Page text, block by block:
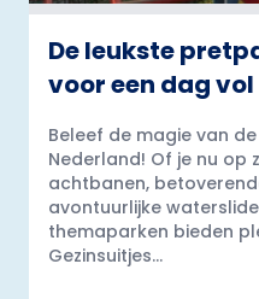
De leukste
voor een dag
Beleef de magie van
Nederland! Of je nu op
achtbanen,
avontuurlijke
themaparken bieden
Gezinsuitjes...